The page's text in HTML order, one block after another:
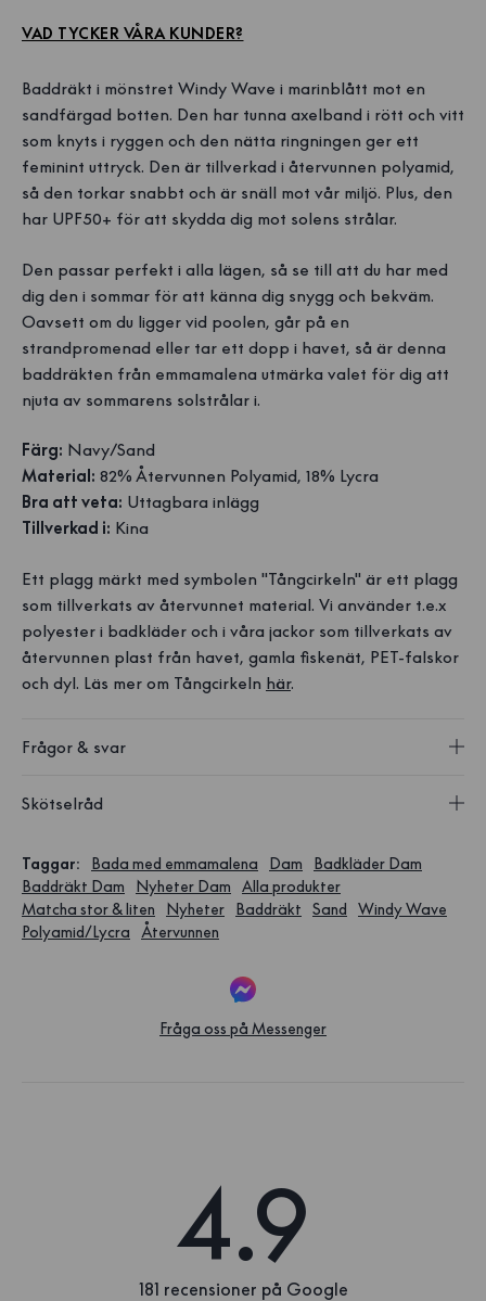
VAD TYCKER VÅRA KUNDER?
Baddräkt i mönstret Windy Wave i marinblått mot en
sandfärgad botten. Den har tunna axelband i rött och vitt
som knyts i ryggen och den nätta ringningen ger ett
feminint uttryck. Den är tillverkad i återvunnen polyamid,
så den torkar snabbt och är snäll mot vår miljö. Plus, den
har UPF50+ för att skydda dig mot solens strålar.
Den passar perfekt i alla lägen, så se till att du har med
dig den i sommar för att känna dig snygg och bekväm.
Oavsett om du ligger vid poolen, går på en
strandpromenad eller tar ett dopp i havet, så är denna
baddräkten från emmamalena utmärka valet för dig att
njuta av sommarens solstrålar i.
Färg: Navy/Sand
Material: 82% Återvunnen Polyamid, 18% Lycra
Bra att veta: Uttagbara inlägg
Tillverkad i: Kina
Ett plagg märkt med symbolen "Tångcirkeln" är ett plagg
som tillverkats av återvunnet material. Vi använder t.e.x
polyester i badkläder och i våra jackor som tillverkats av
återvunnen plast från havet, gamla fiskenät, PET-falskor
och dyl. Läs mer om Tångcirkeln här.
Frågor & svar
Skötselråd
Taggar: Bada med emmamalena Dam
Badkläder Dam
Baddräkt Dam
Nyheter Dam
Alla produkter
Matcha stor & liten
Nyheter Baddräkt Sand
Windy Wave
Polyamid/Lycra
Återvunnen
Fråga oss på Messenger
4.9
181 recensioner på Google